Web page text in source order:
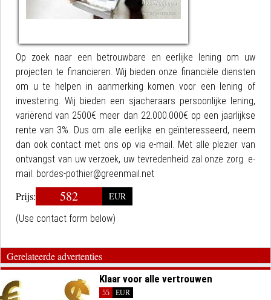
Op zoek naar een betrouwbare en eerlijke lening om uw
projecten te financieren. Wij bieden onze financiële diensten
om u te helpen in aanmerking komen voor een lening of
investering. Wij bieden een sjacheraars persoonlijke lening,
variërend van 2500€ meer dan 22.000.000€ op een jaarlijkse
rente van 3%. Dus om alle eerlijke en geïnteresseerd, neem
dan ook contact met ons op via e-mail. Met alle plezier van
ontvangst van uw verzoek, uw tevredenheid zal onze zorg. e-
mail: bordes-pothier@greenmail.net
Prijs: 582
EUR
(Use contact form below)
Gerelateerde advertenties
Klaar voor alle vertrouwen
55
EUR